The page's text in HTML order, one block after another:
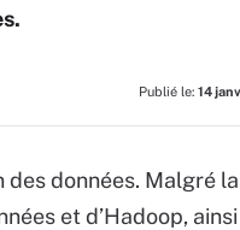
Publié le: 14
données. Malgré la
et d’Hadoop, ainsi